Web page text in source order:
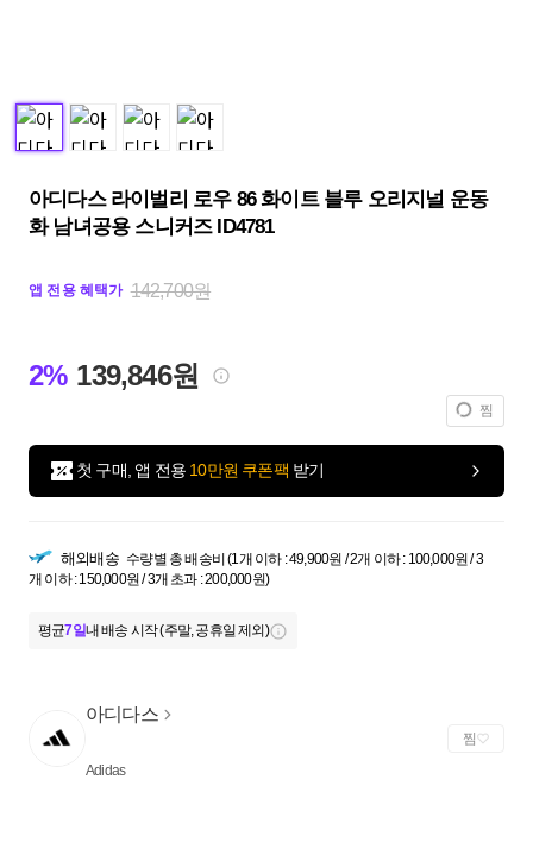
아디다스 라이벌리 로우 86 화이트 블루 오리지널 운동
화 남녀공용 스니커즈 ID4781
앱 전용 혜택가 142,700원
2% 139,846원
찜
첫 구매, 앱 전용 10만원 쿠폰팩 받기
해외배송 수량별 총 배송비 (1개 이하 : 49,900원 / 2개 이하 : 100,000원 / 3
개 이하 : 150,000원 / 3개 초과 : 200,000원)
평균7일내 배송 시작 (주말, 공휴일 제외)
아디다스
Adidas
찜